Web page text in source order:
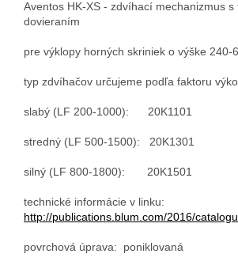
Aventos HK-XS - zdvíhací mechanizmus s
dovieraním
pre výklopy horných skriniek o výške 240-
typ zdvíhačov určujeme podľa faktoru
slabý (LF 200-1000): 20K1101
stredný (LF 500-1500): 20K1301
silný (LF 800-1800): 20K1501
technické informácie v linku:
http://publications.blum.com/2016/
povrchová úprava: poniklovaná